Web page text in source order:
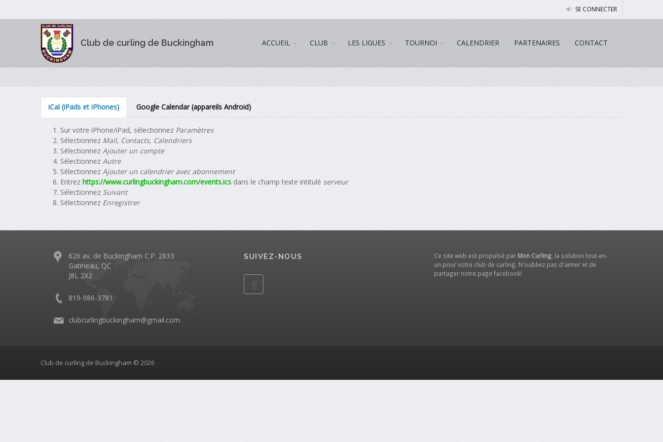
SE CONNECTER
Club de curling de Buckingham ACCUEIL CLUB LES LIGUES TOURNOI CALENDRIER PARTENAIRES CONTACT
iCal (iPads et iPhones) Google Calendar (appareils Android)
Sur votre iPhone/iPad, sélectionnez Paramètres
Sélectionnez Mail, Contacts, Calendriers
SélectionnezAjouter un compte
SélectionnezAutre
SélectionnezAjouter un calendrier avec abonnement
Entrezhttps://www.curlingbuckingham.com/events.ics dans le champ texte intitulé serveur
Sélectionnez Suivant
Sélectionnez Enregistrer
626 av. de Buckingham C.P. 2833
Gatineau, QC
J8L 2X2
819-986-3781
clubcurlingbuckingham@gmail.com
SUIVEZ-NOUS Ce site web est propulsé par Mon Curling, la solution tout-en-
un pour votre club de curling. N'oubliez pas d'aimer et de
partager notre page facebook!
Club de curling de Buckingham © 2026